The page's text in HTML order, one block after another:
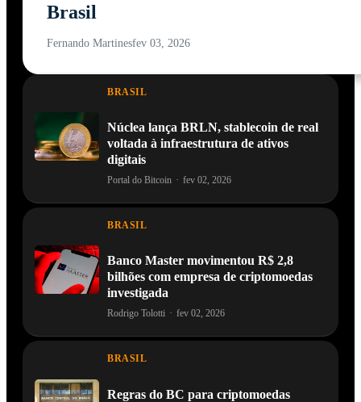
Brasil
Fernando Martinesfev 03, 2026
BRASIL
Núclea lança BRLN, stablecoin de real
voltada à infraestrutura de ativos
digitais
Portal do Bitcoin · fev 02, 2026
BRASIL
Banco Master movimentou R$ 2,8
bilhões com empresa de criptomoedas
investigada
Rodrigo Tolotti · fev 02, 2026
BRASIL
Regras do BC para criptomoedas